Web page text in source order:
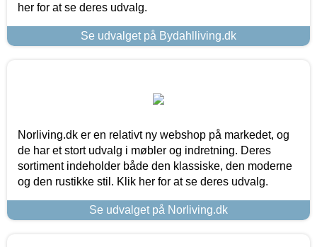
her for at se deres udvalg.
Se udvalget på Bydahlliving.dk
Norliving.dk er en relativt ny webshop på markedet, og
de har et stort udvalg i møbler og indretning. Deres
sortiment indeholder både den klassiske, den moderne
og den rustikke stil. Klik her for at se deres udvalg.
Se udvalget på Norliving.dk